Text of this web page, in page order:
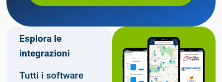
Esplora le
integrazioni
Tutti i software